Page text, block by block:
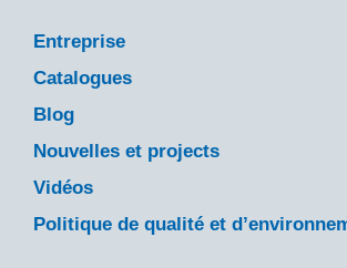
Entreprise
Catalogues
Blog
Nouvelles et projects
Vidéos
Politique de qualité et